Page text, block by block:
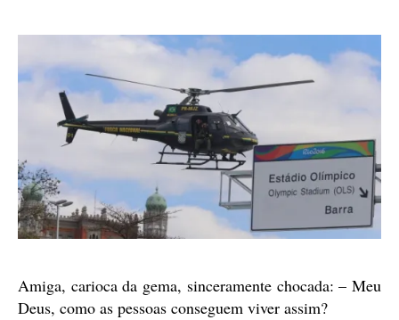
Amiga, carioca da gema, sinceramente chocada: – Meu
Deus, como as pessoas conseguem viver assim?